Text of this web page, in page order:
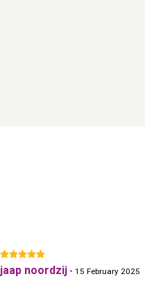
jaap noordzij - 15 February 2025